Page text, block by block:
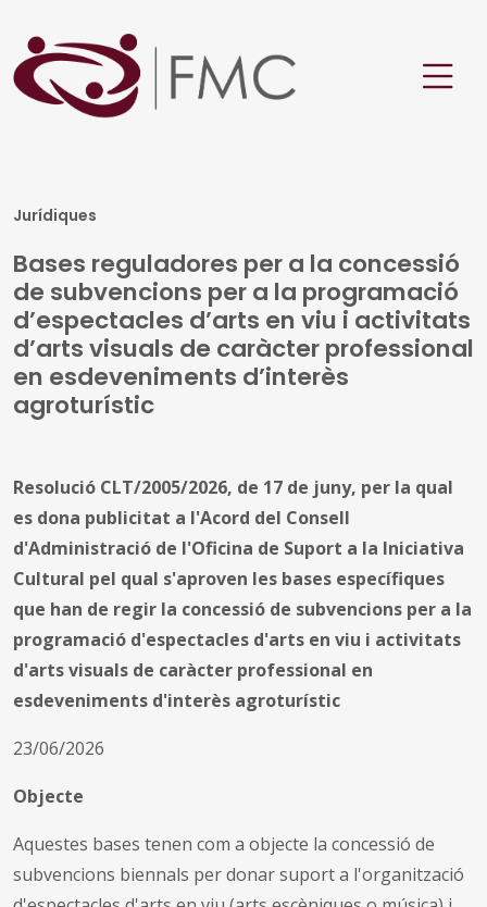
Jurídiques
Bases reguladores per a la concessió
de subvencions per a la programació
d’espectacles d’arts en viu i activitats
d’arts visuals de caràcter professional
en esdeveniments d’interès
agroturístic
Resolució CLT/2005/2026, de 17 de juny, per la qual
es dona publicitat a l'Acord del Consell
d'Administració de l'Oficina de Suport a la Iniciativa
Cultural pel qual s'aproven les bases específiques
que han de regir la concessió de subvencions per a la
programació d'espectacles d'arts en viu i activitats
d'arts visuals de caràcter professional en
esdeveniments d'interès agroturístic
23/06/2026
Objecte
Aquestes bases tenen com a objecte la concessió de
subvencions biennals per donar suport a l'organització